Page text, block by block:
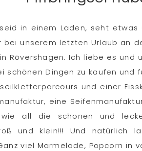
in einem Laden, seht
bei unserem letzten Urlaub an
in Rövershagen. Ich liebe es
schönen Dingen zu kaufen und
und einer
eine
wie all die schönen und
und klein!!! Und natürlich
viel Marmelade, Popcorn in